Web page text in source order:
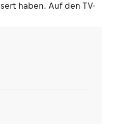
haben. Auf den TV-